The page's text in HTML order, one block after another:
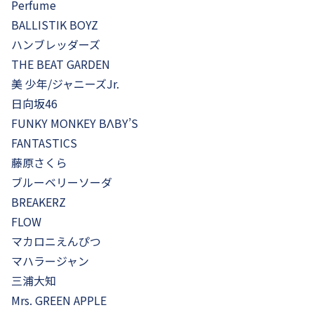
Perfume
BALLISTIK BOYZ
ハンブレッダーズ
THE BEAT GARDEN
美 少年/ジャニーズJr.
日向坂46
FUNKY MONKEY BΛBY’S
FANTASTICS
藤原さくら
ブルーベリーソーダ
BREAKERZ
FLOW
マカロニえんぴつ
マハラージャン
三浦大知
Mrs. GREEN APPLE